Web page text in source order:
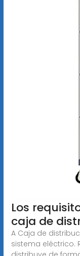
Los
caja de
A Caja de
sistema eléctrico.